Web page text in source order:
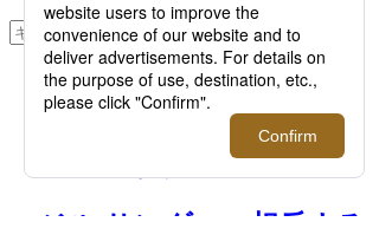
検索
TOP
PHOTO
＜ジル サンダー＞相反する要素を融
合した2024年春夏の新作メンズコレ
＜ジル サンダー＞相反する